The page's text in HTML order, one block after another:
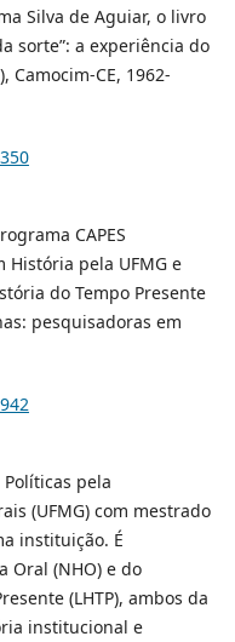
Silva de Aguiar, o livro
sorte”: a experiência do
Camocim-CE, 1962-
CAPES
História pela UFMG e
do Tempo Presente
pesquisadoras em
pela
(UFMG) com mestrado
instituição. É
Oral (NHO) e do
(LHTP), ambos da
institucional e